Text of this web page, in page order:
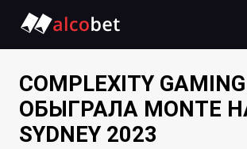
COMPLEXITY GAMING
ОБЫГРАЛА MONTE
SYDNEY 2023